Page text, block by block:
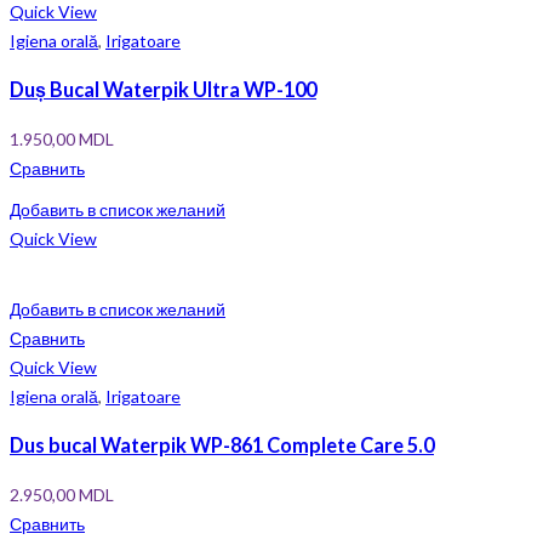
Quick View
Igiena orală, Irigatoare
Duș Bucal Waterpik Ultra WP-100
1.950,00MDL
Сравнить
Добавить в список желаний
Quick View
Добавить в список желаний
Сравнить
Quick View
Igiena orală, Irigatoare
Dus bucal Waterpik WP-861 Complete Care 5.0
2.950,00MDL
Сравнить